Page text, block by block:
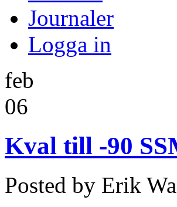
Journaler
Logga in
feb
06
Kval till -90
Posted by Erik